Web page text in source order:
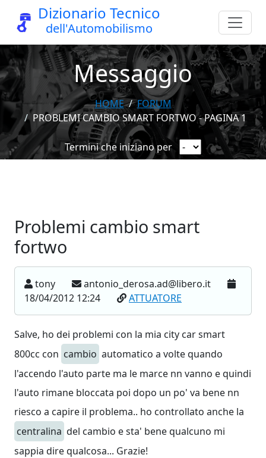
Dizionario Tecnico
dell'Automobilismo
Messaggio
HOME
FORUM
PROBLEMI CAMBIO SMART FORTWO - PAGINA 1
Termini che iniziano per
Problemi cambio smart
fortwo
tony
antonio_derosa.ad@libero.it
18/04/2012 12:24
ATTUATORE
Salve, ho dei problemi con la mia city car smart
800cc con cambio automatico a volte quando
l'accendo l'auto parte ma le marce nn vanno e quindi
l'auto rimane bloccata poi dopo un po' va bene nn
riesco a capire il problema.. ho controllato anche la
centralina del cambio e sta' bene qualcuno mi
sappia dire qualcosa... Grazie!